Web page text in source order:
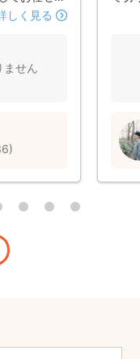
的確に立ち
残してくだ
がとうござ
しく見る
ません
)